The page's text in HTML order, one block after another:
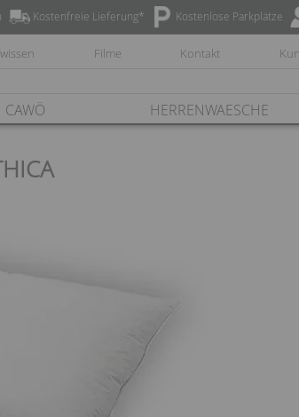
Kostenlose Parkplätze
Kostenfreie Lieferung*
Filme Kontakt
CAWÖ HERRENWAESCHE